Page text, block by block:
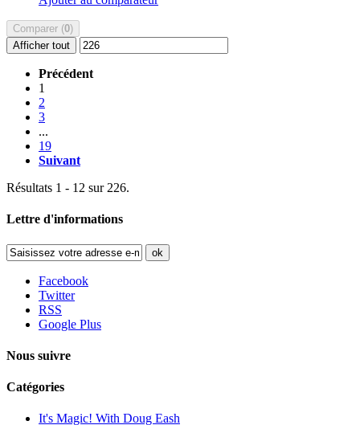
Comparer (0)
Afficher tout
Précédent
1
2
3
...
19
Suivant
Résultats 1 - 12 sur 226.
Lettre d'informations
ok
Facebook
Twitter
RSS
Google Plus
Nous suivre
Catégories
It's Magic! With Doug Eash